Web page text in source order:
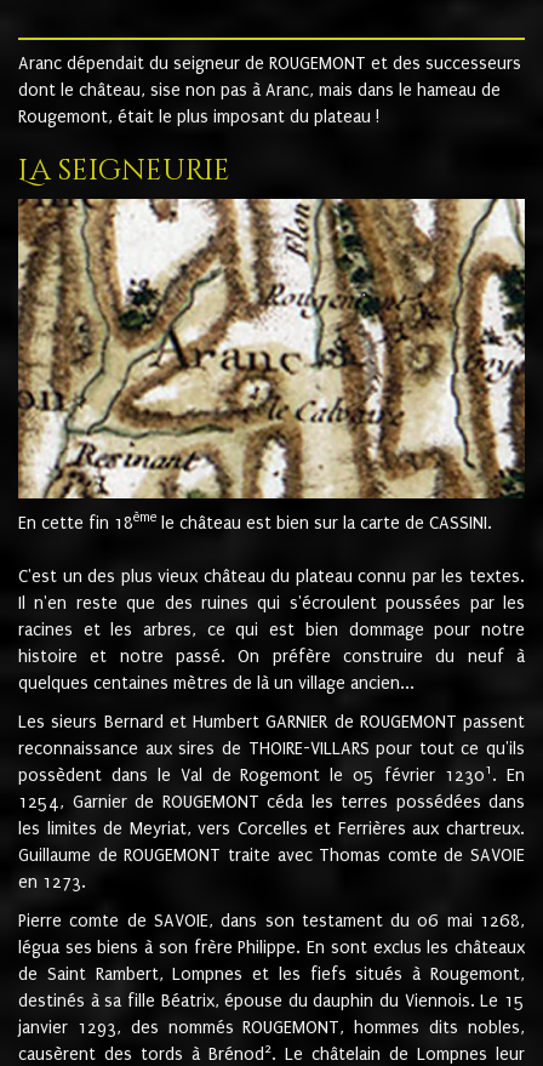
Aranc dépendait du seigneur de ROUGEMONT et des successeurs
dont le château, sise non pas à Aranc, mais dans le hameau de
Rougemont, était le plus imposant du plateau !
La seigneurie
En cette fin 18ème le château est bien sur la carte de CASSINI.
C'est un des plus vieux château du plateau connu par les textes.
Il n'en reste que des ruines qui s'écroulent poussées par les
racines et les arbres, ce qui est bien dommage pour notre
histoire et notre passé. On préfère construire du neuf à
quelques centaines mètres de là un village ancien...
Les sieurs Bernard et Humbert GARNIER de ROUGEMONT passent
reconnaissance aux sires de THOIRE-VILLARS pour tout ce qu'ils
possèdent dans le Val de Rogemont le 05 février 12301 . En
1254, Garnier de ROUGEMONT céda les terres possédées dans
les limites de Meyriat, vers Corcelles et Ferrières aux chartreux.
Guillaume de ROUGEMONT traite avec Thomas comte de SAVOIE
en 1273.
Pierre comte de SAVOIE, dans son testament du 06 mai 1268,
légua ses biens à son frère Philippe. En sont exclus les châteaux
de Saint Rambert, Lompnes et les fiefs situés à Rougemont,
destinés à sa fille Béatrix, épouse du dauphin du Viennois. Le 15
janvier 1293, des nommés ROUGEMONT, hommes dits nobles,
causèrent des tords à Brénod 2. Le châtelain de Lompnes leur